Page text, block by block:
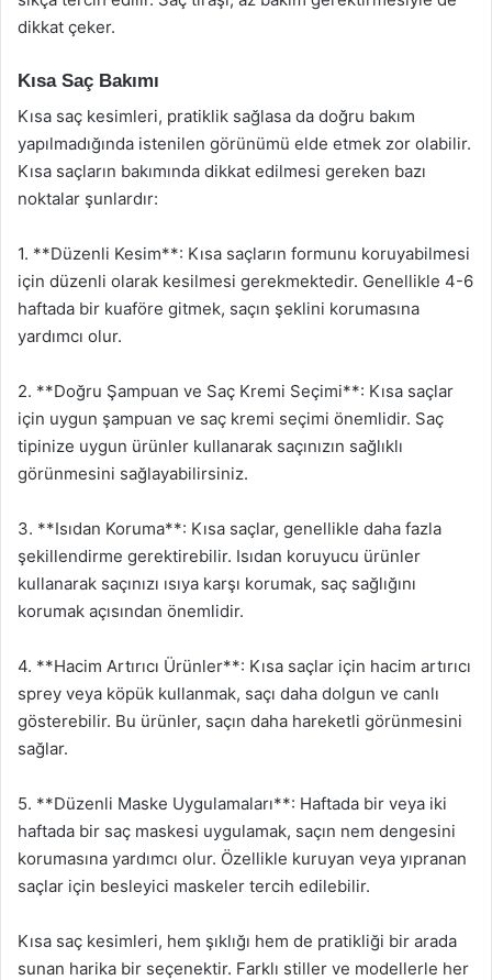
dikkat çeker.
Kısa Saç Bakımı
Kısa saç kesimleri, pratiklik sağlasa da doğru bakım
yapılmadığında istenilen görünümü elde etmek zor olabilir.
Kısa saçların bakımında dikkat edilmesi gereken bazı
noktalar şunlardır:
1. **Düzenli Kesim**: Kısa saçların formunu koruyabilmesi
için düzenli olarak kesilmesi gerekmektedir. Genellikle 4-6
haftada bir kuaföre gitmek, saçın şeklini korumasına
yardımcı olur.
2. **Doğru Şampuan ve Saç Kremi Seçimi**: Kısa saçlar
için uygun şampuan ve saç kremi seçimi önemlidir. Saç
tipinize uygun ürünler kullanarak saçınızın sağlıklı
görünmesini sağlayabilirsiniz.
3. **Isıdan Koruma**: Kısa saçlar, genellikle daha fazla
şekillendirme gerektirebilir. Isıdan koruyucu ürünler
kullanarak saçınızı ısıya karşı korumak, saç sağlığını
korumak açısından önemlidir.
4. **Hacim Artırıcı Ürünler**: Kısa saçlar için hacim artırıcı
sprey veya köpük kullanmak, saçı daha dolgun ve canlı
gösterebilir. Bu ürünler, saçın daha hareketli görünmesini
sağlar.
5. **Düzenli Maske Uygulamaları**: Haftada bir veya iki
haftada bir saç maskesi uygulamak, saçın nem dengesini
korumasına yardımcı olur. Özellikle kuruyan veya yıpranan
saçlar için besleyici maskeler tercih edilebilir.
Kısa saç kesimleri, hem şıklığı hem de pratikliği bir arada
sunan harika bir seçenektir. Farklı stiller ve modellerle her